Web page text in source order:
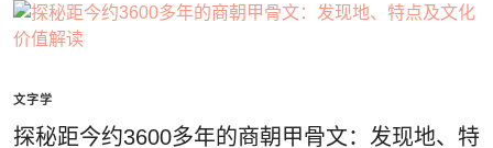
文字学
探秘距今约3600多年的商朝甲骨文：发现地、特